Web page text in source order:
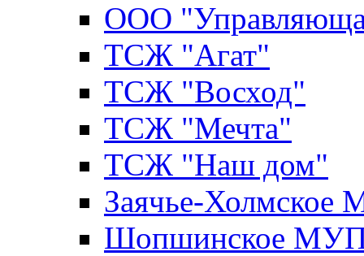
ООО
ТСЖ "Агат"
ТСЖ "Восход"
ТСЖ "Мечта"
ТСЖ "Наш дом"
Заячье-
Шопшинское